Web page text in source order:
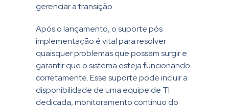
gerenciar a transição.
Após o lançamento, o suporte pós
implementação é vital para resolver
quaisquer problemas que possam surgir e
garantir que o sistema esteja funcionando
corretamente. Esse suporte pode incluir a
disponibilidade de uma equipe de TI
dedicada, monitoramento contínuo do